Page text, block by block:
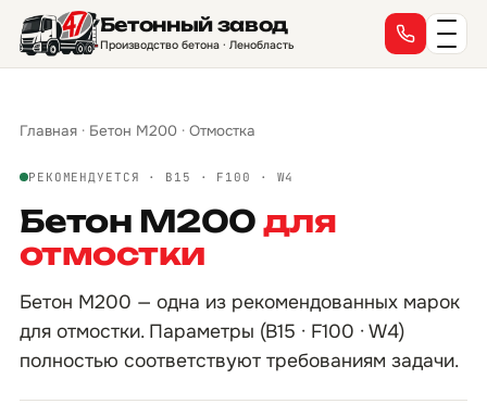
Бетонный завод
Производство бетона · Ленобласть
Главная · Бетон М200 · Отмостка
РЕКОМЕНДУЕТСЯ · B15 · F100 · W4
Бетон М200 для
отмостки
Бетон М200 — одна из рекомендованных марок
для отмостки. Параметры (B15 · F100 · W4)
полностью соответствуют требованиям задачи.